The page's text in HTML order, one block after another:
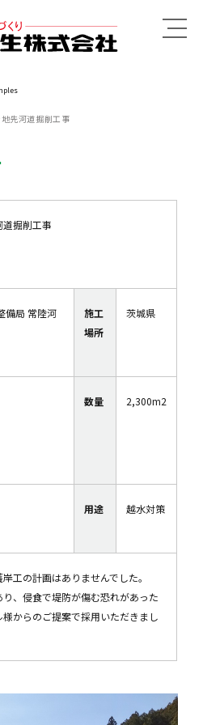
MENU
先河道掘削工事
掘削工事
備局 常陸河
施工
場所
茨城県
数量 2,300m2
用途 越水対策
工の計画はありませんでした。
、侵食で堤防が傷む恐れがあった
からのご提案で採用いただきまし